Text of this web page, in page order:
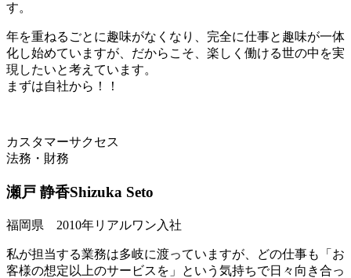
す。
年を重ねるごとに趣味がなくなり、完全に仕事と趣味が一体
化し始めていますが、だからこそ、楽しく働ける世の中を実
現したいと考えています。
まずは自社から！！
カスタマーサクセス
法務・財務
瀬戸 静香Shizuka Seto
福岡県 2010年リアルワン入社
私が担当する業務は多岐に渡っていますが、どの仕事も「お
客様の想定以上のサービスを」という気持ちで日々向き合っ